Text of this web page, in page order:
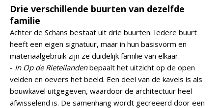
Drie verschillende buurten van dezelfde
familie
Achter de Schans bestaat uit drie buurten. Iedere buurt
heeft een eigen signatuur, maar in hun basisvorm en
materiaalgebruik zijn ze duidelijk familie van elkaar.
- In Op de Rieteilandenbepaalt het uitzicht op de open
velden en oevers het beeld. Een deel van de kavels is als
bouwkavel uitgegeven, waardoor de architectuur heel
afwisselend is. De samenhang wordt gecreëerd door een